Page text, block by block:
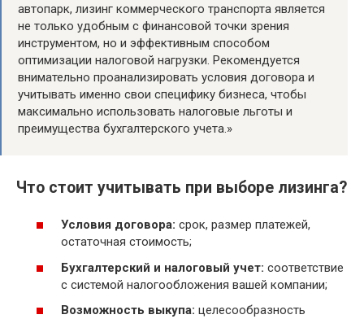
автопарк, лизинг коммерческого транспорта является
не только удобным с финансовой точки зрения
инструментом, но и эффективным способом
оптимизации налоговой нагрузки. Рекомендуется
внимательно проанализировать условия договора и
учитывать именно свои специфику бизнеса, чтобы
максимально использовать налоговые льготы и
преимущества бухгалтерского учета.»
Что стоит учитывать при выборе лизинга?
Условия договора: срок, размер платежей,
остаточная стоимость;
Бухгалтерский и налоговый учет: соответствие
с системой налогообложения вашей компании;
Возможность выкупа: целесообразность